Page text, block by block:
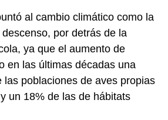
al cambio climático como la
por detrás de la
ya que el aumento de
en las últimas décadas una
las poblaciones de aves propias
un 18% de las de hábitats